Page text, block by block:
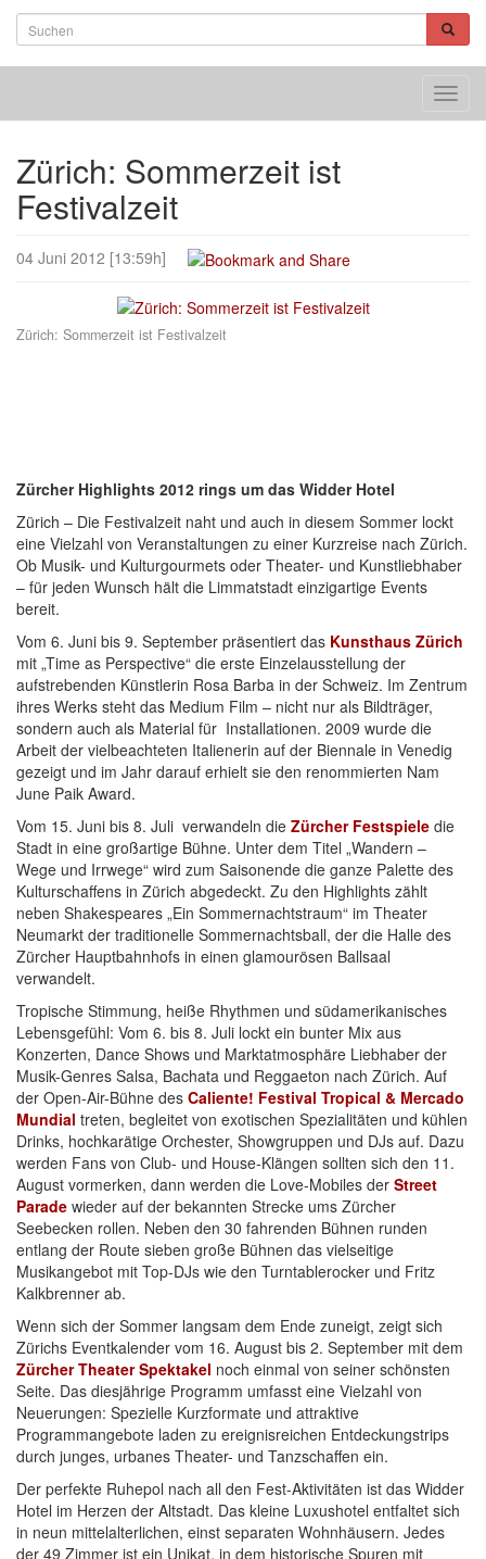
Zürich: Sommerzeit ist
Festivalzeit
04 Juni 2012 [13:59h]
Zürich: Sommerzeit ist Festivalzeit
Zürcher Highlights 2012 rings um das Widder Hotel
Zürich – Die Festivalzeit naht und auch in diesem Sommer lockt
eine Vielzahl von Veranstaltungen zu einer Kurzreise nach Zürich.
Ob Musik- und Kulturgourmets oder Theater- und Kunstliebhaber
– für jeden Wunsch hält die Limmatstadt einzigartige Events
bereit.
Vom 6. Juni bis 9. September präsentiert das Kunsthaus Zürich
mit „Time as Perspective“ die erste Einzelausstellung der
aufstrebenden Künstlerin Rosa Barba in der Schweiz. Im Zentrum
ihres Werks steht das Medium Film – nicht nur als Bildträger,
sondern auch als Material für Installationen. 2009 wurde die
Arbeit der vielbeachteten Italienerin auf der Biennale in Venedig
gezeigt und im Jahr darauf erhielt sie den renommierten Nam
June Paik Award.
Vom 15. Juni bis 8. Juli verwandeln die Zürcher Festspiele die
Stadt in eine großartige Bühne. Unter dem Titel „Wandern –
Wege und Irrwege“ wird zum Saisonende die ganze Palette des
Kulturschaffens in Zürich abgedeckt. Zu den Highlights zählt
neben Shakespeares „Ein Sommernachtstraum“ im Theater
Neumarkt der traditionelle Sommernachtsball, der die Halle des
Zürcher Hauptbahnhofs in einen glamourösen Ballsaal
verwandelt.
Tropische Stimmung, heiße Rhythmen und südamerikanisches
Lebensgefühl: Vom 6. bis 8. Juli lockt ein bunter Mix aus
Konzerten, Dance Shows und Marktatmosphäre Liebhaber der
Musik-Genres Salsa, Bachata und Reggaeton nach Zürich. Auf
der Open-Air-Bühne des Caliente! Festival Tropical & Mercado
Mundial treten, begleitet von exotischen Spezialitäten und kühlen
Drinks, hochkarätige Orchester, Showgruppen und DJs auf. Dazu
werden Fans von Club- und House-Klängen sollten sich den 11.
August vormerken, dann werden die Love-Mobiles der Street
Parade wieder auf der bekannten Strecke ums Zürcher
Seebecken rollen. Neben den 30 fahrenden Bühnen runden
entlang der Route sieben große Bühnen das vielseitige
Musikangebot mit Top-DJs wie den Turntablerocker und Fritz
Kalkbrenner ab.
Wenn sich der Sommer langsam dem Ende zuneigt, zeigt sich
Zürichs Eventkalender vom 16. August bis 2. September mit dem
Zürcher Theater Spektakel noch einmal von seiner schönsten
Seite. Das diesjährige Programm umfasst eine Vielzahl von
Neuerungen: Spezielle Kurzformate und attraktive
Programmangebote laden zu ereignisreichen Entdeckungstrips
durch junges, urbanes Theater- und Tanzschaffen ein.
Der perfekte Ruhepol nach all den Fest-Aktivitäten ist das Widder
Hotel im Herzen der Altstadt. Das kleine Luxushotel entfaltet sich
in neun mittelalterlichen, einst separaten Wohnhäusern. Jedes
der 49 Zimmer ist ein Unikat, in dem historische Spuren mit